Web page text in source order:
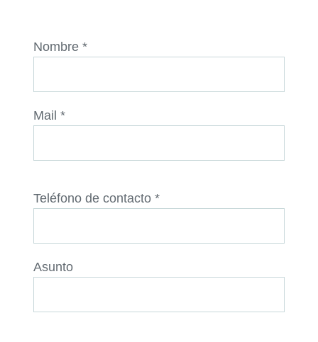
Nombre *
Mail *
Teléfono de contacto *
Asunto